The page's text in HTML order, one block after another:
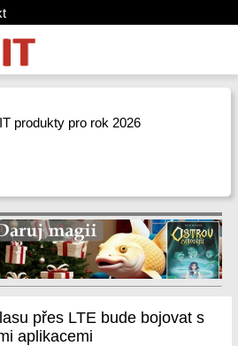
produkty pro rok 2026
přes LTE bude bojovat s
aplikacemi